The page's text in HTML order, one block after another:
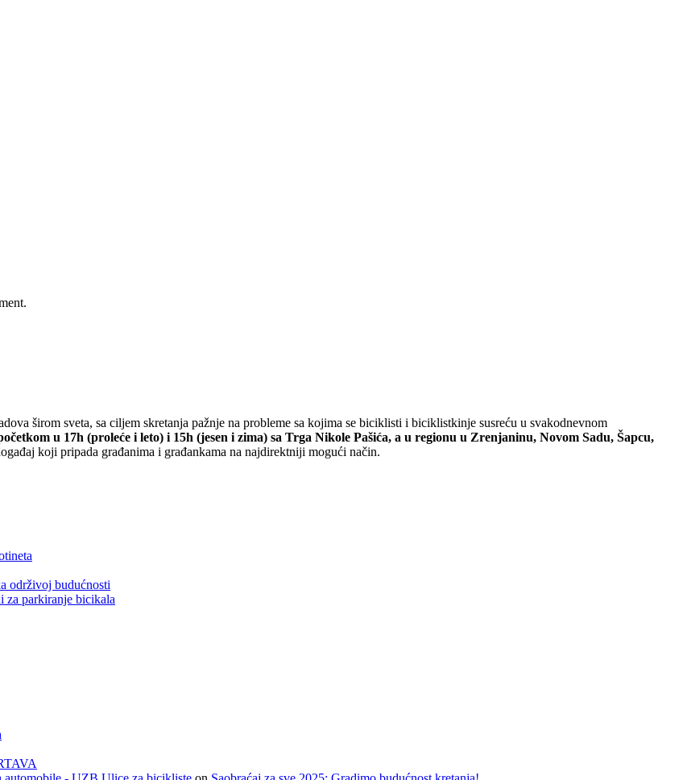
širom sveta, sa ciljem skretanja pažnje na probleme sa kojima se biciklisti i biciklistkinje susreću u svakodnevnom
u 17h (proleće i leto) i 15h (jesen i zima) sa Trga Nikole Pašića, a u regionu u Zrenjaninu, Novom Sadu, Šapcu,
koji pripada građanima i građankama na najdirektniji mogući način.
održivoj budućnosti
za parkiranje bicikala